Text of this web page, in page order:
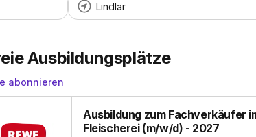
Ausbildungsplätze
abonnieren
Ausbildung zum Fachverkäufer
Fleischerei (m/w/d) - 2027